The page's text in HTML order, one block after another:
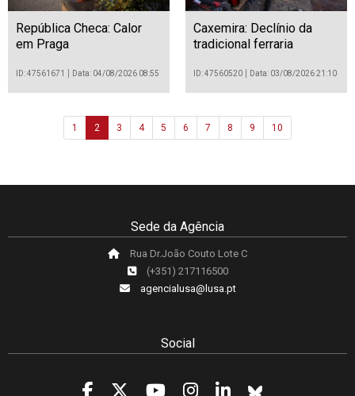
República Checa: Calor
em Praga
ID: 47561671 Data: 04/08/2026 08:55
Caxemira: Declínio da
tradicional ferraria
ID: 47560520 Data: 03/08/2026 21:10
1 2 3 4 5 6 7 8 9 10
Sede da Agência
Rua Dr.João Couto Lote C
(+351) 217116500
agencialusa@lusa.pt
Social